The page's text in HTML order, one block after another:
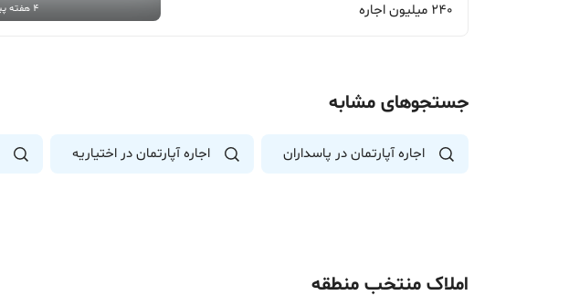
240 میلیون اجاره
4 هفته پیش
جستجوهای مشابه
اجاره آپارتمان در پاسداران اجاره آپارتمان در اختیاریه
املاک منتخب منطقه